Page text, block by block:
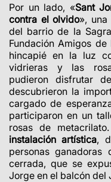
Por un lado, «Sant
contra el olvido», una
del barrio de la
Fundación Amigos
hincapié en la luz
vidrieras y las
pudieron disfrutar
descubrieron la
cargado de
participaron en un
rosas de
instalación artística,
personas
cerrada, que se
Jorge en el balcón del